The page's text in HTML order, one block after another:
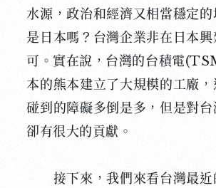
水源，政治和經濟又相當穩定
是日本嗎？台灣企業非在日本
可。實在說，台灣的台積電
本的熊本建立了大規模的工廠
碰到的障礙多倒是多，但是對
卻有很大的貢獻。
接下來，我們來看台灣最近